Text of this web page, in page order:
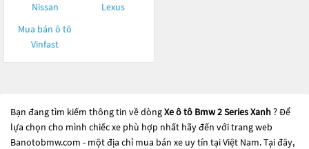
Nissan
Lexus
Mua bán ô tô
Vinfast
Bạn đang tìm kiếm thông tin về dòngXe ô tô Bmw 2 Series Xanh? Để
lựa chọn cho mình chiếc xe phù hợp nhất hãy đến với trang web
Banotobmw.com - một địa chỉ mua bán xe uy tín tại Việt Nam. Tại đây,